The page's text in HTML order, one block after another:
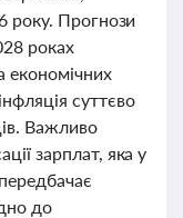
року. Прогнози
роках
економічних
суттєво
Важливо
зарплат, яка у
до